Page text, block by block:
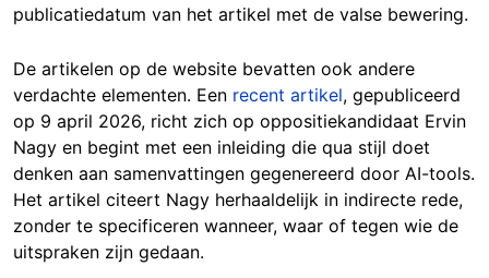
publicatiedatum van het artikel met de valse bewering.
De artikelen op de website bevatten ook andere
verdachte elementen. Een recent artikel, gepubliceerd
op 9 april 2026, richt zich op oppositiekandidaat Ervin
Nagy en begint met een inleiding die qua stijl doet
denken aan samenvattingen gegenereerd door AI-tools.
Het artikel citeert Nagy herhaaldelijk in indirecte rede,
zonder te specificeren wanneer, waar of tegen wie de
uitspraken zijn gedaan.